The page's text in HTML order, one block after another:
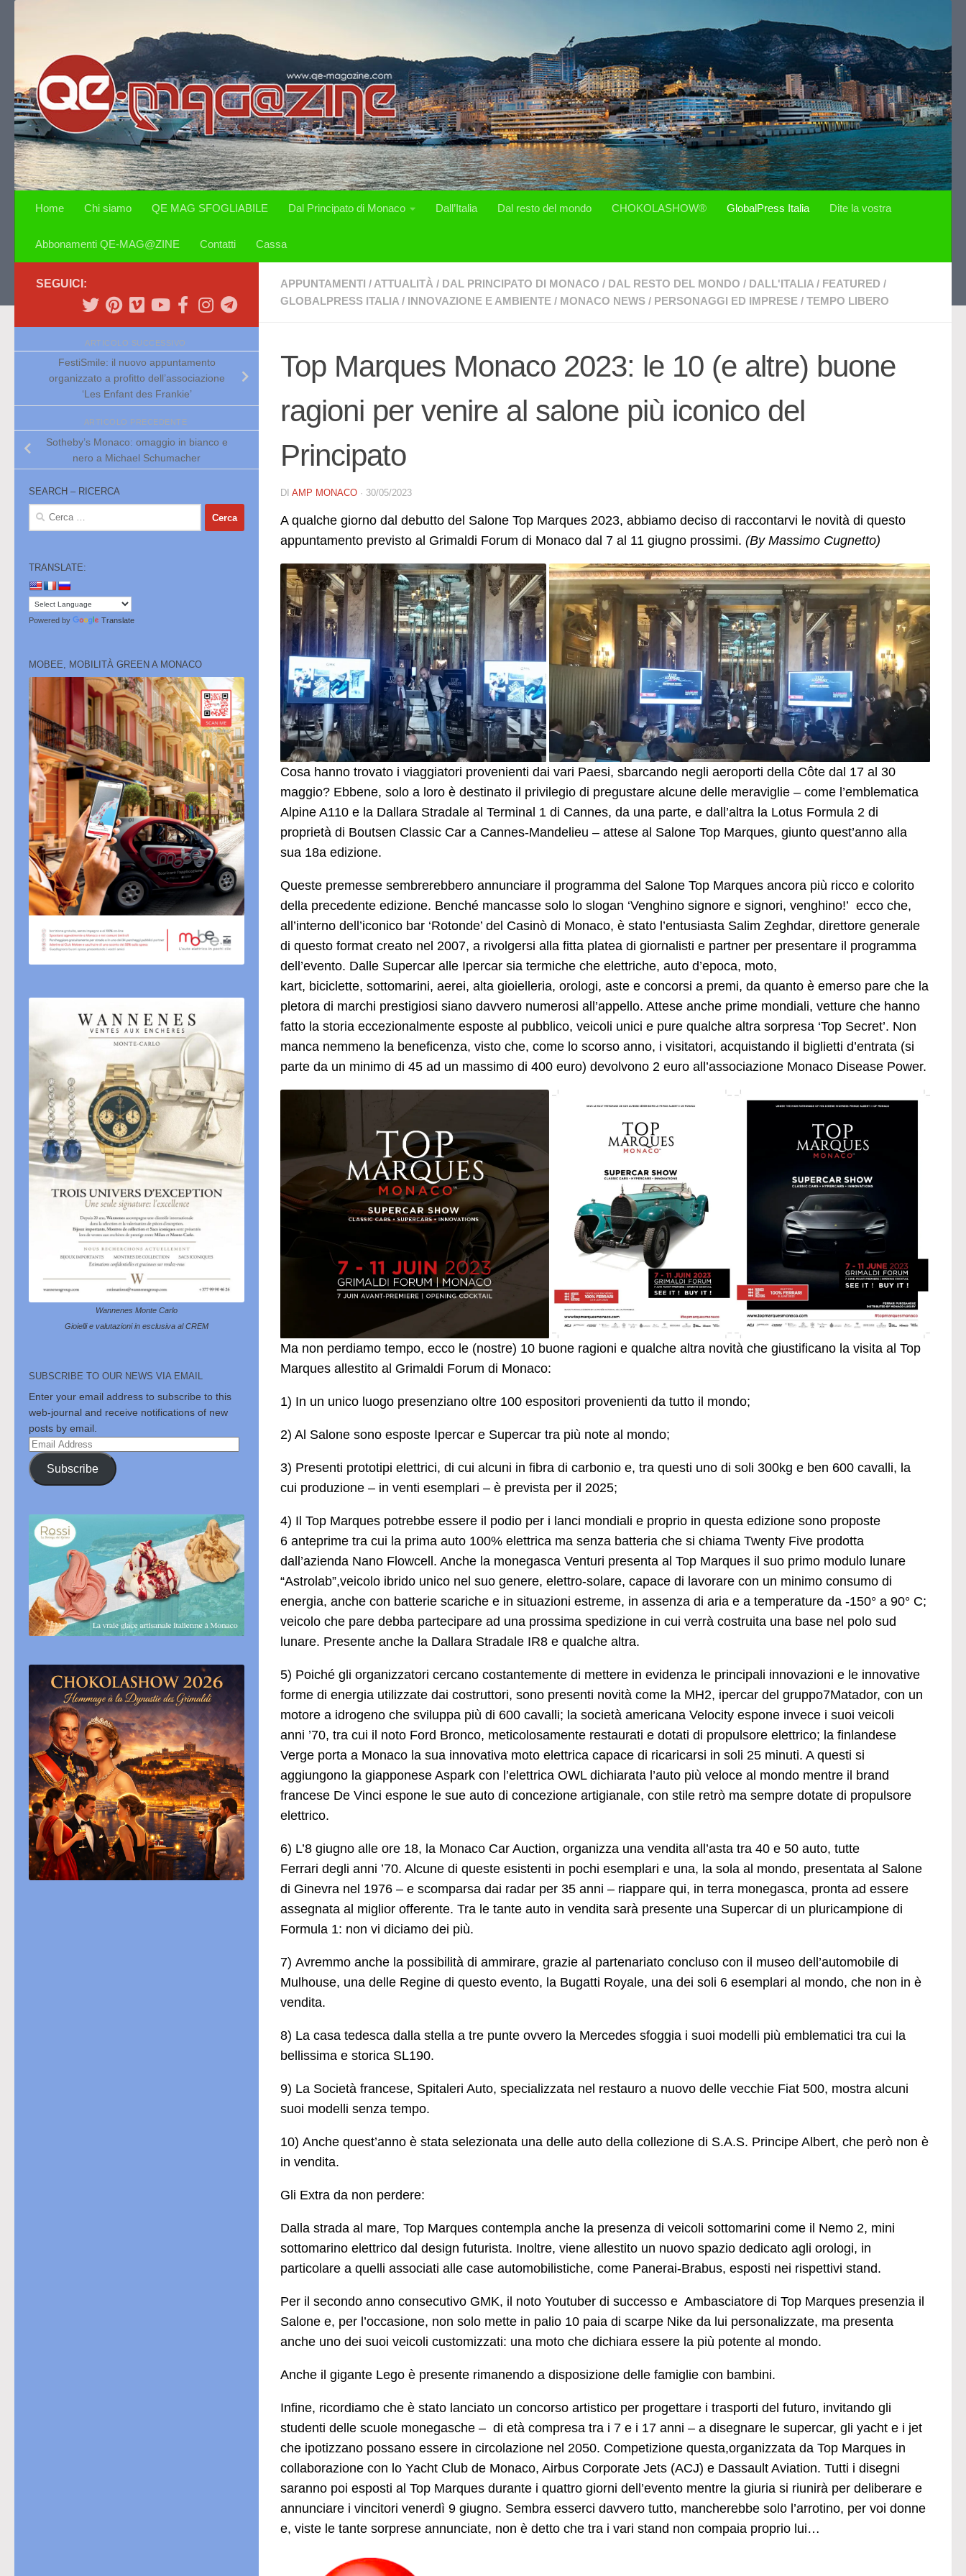
Home Chi siamo QE MAG SFOGLIABILE Dal Principato di Monaco Dall’Italia Dal resto del mondo CHOKOLASHOW® GlobalPress Italia Dite la vostra
Abbonamenti QE-MAG@ZINE Contatti Cassa
APPUNTAMENTI / ATTUALITÀ / DAL PRINCIPATO DI MONACO / DAL RESTO DEL MONDO / DALL'ITALIA / FEATURED /
GLOBALPRESS ITALIA / INNOVAZIONE E AMBIENTE / MONACO NEWS / PERSONAGGI ED IMPRESE / TEMPO LIBERO
Top Marques Monaco 2023: le 10 (e altre) buone
ragioni per venire al salone più iconico del
Principato
DI AMP MONACO · 30/05/2023
A qualche giorno dal debutto del Salone Top Marques 2023, abbiamo deciso di raccontarvi le novità di questo
appuntamento previsto al Grimaldi Forum di Monaco dal 7 al 11 giugno prossimi. (By Massimo Cugnetto)
Cosa hanno trovato i viaggiatori provenienti dai vari Paesi, sbarcando negli aeroporti della Côte dal 17 al 30
maggio? Ebbene, solo a loro è destinato il privilegio di pregustare alcune delle meraviglie – come l’emblematica
Alpine A110 e la Dallara Stradale al Terminal 1 di Cannes, da una parte, e dall’altra la Lotus Formula 2 di
proprietà di Boutsen Classic Car a Cannes-Mandelieu – attese al Salone Top Marques, giunto quest’anno alla
sua 18a edizione.
Queste premesse sembrerebbero annunciare il programma del Salone Top Marques ancora più ricco e colorito
della precedente edizione. Benché mancasse solo lo slogan ‘Venghino signore e signori, venghino!’ ecco che,
all’interno dell’iconico bar ‘Rotonde’ del Casinò di Monaco, è stato l’entusiasta Salim Zeghdar, direttore generale
di questo format creato nel 2007, a rivolgersi alla fitta platea di giornalisti e partner per presentare il programma
dell’evento. Dalle Supercar alle Ipercar sia termiche che elettriche, auto d’epoca, moto,
kart, biciclette, sottomarini, aerei, alta gioielleria, orologi, aste e concorsi a premi, da quanto è emerso pare che la
pletora di marchi prestigiosi siano davvero numerosi all’appello. Attese anche prime mondiali, vetture che hanno
fatto la storia eccezionalmente esposte al pubblico, veicoli unici e pure qualche altra sorpresa ‘Top Secret’. Non
manca nemmeno la beneficenza, visto che, come lo scorso anno, i visitatori, acquistando il biglietti d’entrata (si
parte da un minimo di 45 ad un massimo di 400 euro) devolvono 2 euro all’associazione Monaco Disease Power.
Ma non perdiamo tempo, ecco le (nostre) 10 buone ragioni e qualche altra novità che giustificano la visita al Top
Marques allestito al Grimaldi Forum di Monaco:
1) In un unico luogo presenziano oltre 100 espositori provenienti da tutto il mondo;
2) Al Salone sono esposte Ipercar e Supercar tra più note al mondo;
3) Presenti prototipi elettrici, di cui alcuni in fibra di carbonio e, tra questi uno di soli 300kg e ben 600 cavalli, la
cui produzione – in venti esemplari – è prevista per il 2025;
4) Il Top Marques potrebbe essere il podio per i lanci mondiali e proprio in questa edizione sono proposte
6 anteprime tra cui la prima auto 100% elettrica ma senza batteria che si chiama Twenty Five prodotta
dall’azienda Nano Flowcell. Anche la monegasca Venturi presenta al Top Marques il suo primo modulo lunare
“Astrolab”,veicolo ibrido unico nel suo genere, elettro-solare, capace di lavorare con un minimo consumo di
energia, anche con batterie scariche e in situazioni estreme, in assenza di aria e a temperature da -150° a 90° C;
veicolo che pare debba partecipare ad una prossima spedizione in cui verrà costruita una base nel polo sud
lunare. Presente anche la Dallara Stradale IR8 e qualche altra.
5) Poiché gli organizzatori cercano costantemente di mettere in evidenza le principali innovazioni e le innovative
forme di energia utilizzate dai costruttori, sono presenti novità come la MH2, ipercar del gruppo7Matador, con un
motore a idrogeno che sviluppa più di 600 cavalli; la società americana Velocity espone invece i suoi veicoli
anni ’70, tra cui il noto Ford Bronco, meticolosamente restaurati e dotati di propulsore elettrico; la finlandese
Verge porta a Monaco la sua innovativa moto elettrica capace di ricaricarsi in soli 25 minuti. A questi si
aggiungono la giapponese Aspark con l’elettrica OWL dichiarata l’auto più veloce al mondo mentre il brand
francese De Vinci espone le sue auto di concezione artigianale, con stile retrò ma sempre dotate di propulsore
elettrico.
6) L’8 giugno alle ore 18, la Monaco Car Auction, organizza una vendita all’asta tra 40 e 50 auto, tutte
Ferrari degli anni ’70. Alcune di queste esistenti in pochi esemplari e una, la sola al mondo, presentata al Salone
di Ginevra nel 1976 – e scomparsa dai radar per 35 anni – riappare qui, in terra monegasca, pronta ad essere
assegnata al miglior offerente. Tra le tante auto in vendita sarà presente una Supercar di un pluricampione di
Formula 1: non vi diciamo dei più.
7) Avremmo anche la possibilità di ammirare, grazie al partenariato concluso con il museo dell’automobile di
Mulhouse, una delle Regine di questo evento, la Bugatti Royale, una dei soli 6 esemplari al mondo, che non in è
vendita.
8) La casa tedesca dalla stella a tre punte ovvero la Mercedes sfoggia i suoi modelli più emblematici tra cui la
bellissima e storica SL190.
9) La Società francese, Spitaleri Auto, specializzata nel restauro a nuovo delle vecchie Fiat 500, mostra alcuni
suoi modelli senza tempo.
10) Anche quest’anno è stata selezionata una delle auto della collezione di S.A.S. Principe Albert, che però non è
in vendita.
Gli Extra da non perdere:
Dalla strada al mare, Top Marques contempla anche la presenza di veicoli sottomarini come il Nemo 2, mini
sottomarino elettrico dal design futurista. Inoltre, viene allestito un nuovo spazio dedicato agli orologi, in
particolare a quelli associati alle case automobilistiche, come Panerai-Brabus, esposti nei rispettivi stand.
Per il secondo anno consecutivo GMK, il noto Youtuber di successo e Ambasciatore di Top Marques presenzia il
Salone e, per l’occasione, non solo mette in palio 10 paia di scarpe Nike da lui personalizzate, ma presenta
anche uno dei suoi veicoli customizzati: una moto che dichiara essere la più potente al mondo.
Anche il gigante Lego è presente rimanendo a disposizione delle famiglie con bambini.
Infine, ricordiamo che è stato lanciato un concorso artistico per progettare i trasporti del futuro, invitando gli
studenti delle scuole monegasche – di età compresa tra i 7 e i 17 anni – a disegnare le supercar, gli yacht e i jet
che ipotizzano possano essere in circolazione nel 2050. Competizione questa,organizzata da Top Marques in
collaborazione con lo Yacht Club de Monaco, Airbus Corporate Jets (ACJ) e Dassault Aviation. Tutti i disegni
saranno poi esposti al Top Marques durante i quattro giorni dell’evento mentre la giuria si riunirà per deliberare e
annunciare i vincitori venerdì 9 giugno. Sembra esserci davvero tutto, mancherebbe solo l’arrotino, per voi donne
e, viste le tante sorprese annunciate, non è detto che tra i vari stand non compaia proprio lui…
SEGUICI:
ARTICOLO SUCCESSIVO
FestiSmile: il nuovo appuntamento
organizzato a profitto dell’associazione
‘Les Enfant des Frankie’
ARTICOLO PRECEDENTE
Sotheby’s Monaco: omaggio in bianco e
nero a Michael Schumacher
SEARCH – RICERCA
Ricerca
TRANSLATE:
Powered by Translate
MOBEE, MOBILITÀ GREEN A MONACO
Wannenes Monte Carlo
Gioielli e valutazioni in esclusiva al CREM
SUBSCRIBE TO OUR NEWS VIA EMAIL
Enter your email address to subscribe to this
web-journal and receive notifications of new
posts by email.
Email
Address
Subscribe